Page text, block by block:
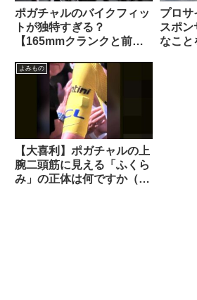
ポガチャルのバイクフィッ
トが独特すぎる？
【165mmクランクと前傾
プロサ
スポ
なこと
よみもの
【大喜利】ポガチャルの上
腕二頭筋に見える「ふくら
み」の正体は何ですか（海